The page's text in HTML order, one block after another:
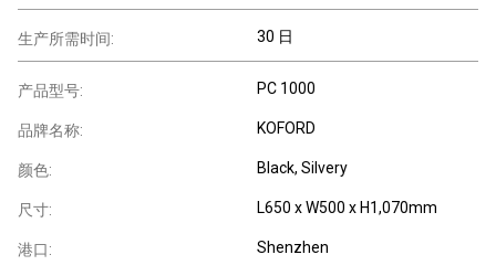
生产所需时间: 30 日
产品型号: PC 1000
品牌名称: KOFORD
颜色: Black, Silvery
尺寸: L650 x W500 x H1,070mm
港口: Shenzhen